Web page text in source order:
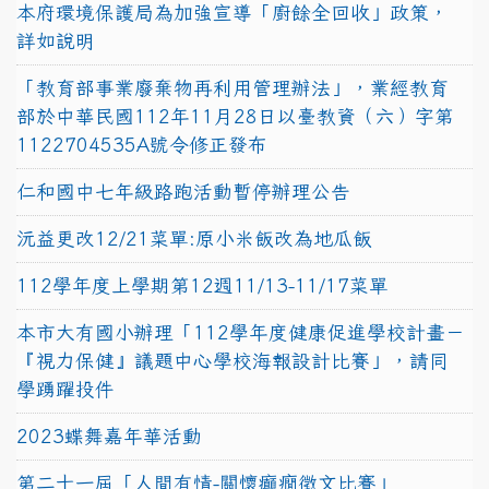
本府環境保護局為加強宣導「廚餘全回收」政策，
詳如說明
「教育部事業廢棄物再利用管理辦法」，業經教育
部於中華民國112年11月28日以臺教資（六）字第
1122704535A號令修正發布
仁和國中七年級路跑活動暫停辦理公告
沅益更改12/21菜單:原小米飯改為地瓜飯
112學年度上學期第12週11/13-11/17菜單
本市大有國小辦理「112學年度健康促進學校計畫－
『視力保健』議題中心學校海報設計比賽」，請同
學踴躍投件
2023蝶舞嘉年華活動
第二十一屆「人間有情-關懷癲癇徵文比賽」